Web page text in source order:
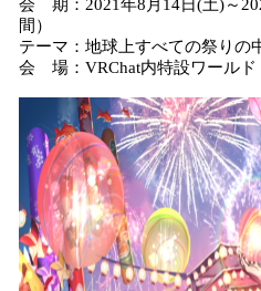
会 期：2021年8月14日(土)～
間）
テーマ：地球上すべての祭りの
会 場：VRChat内特設ワールド